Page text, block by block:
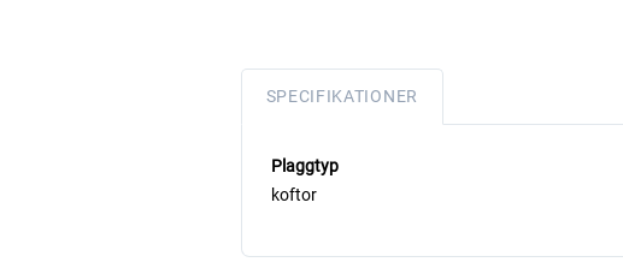
SPECIFIKATIONER
Plaggtyp
koftor